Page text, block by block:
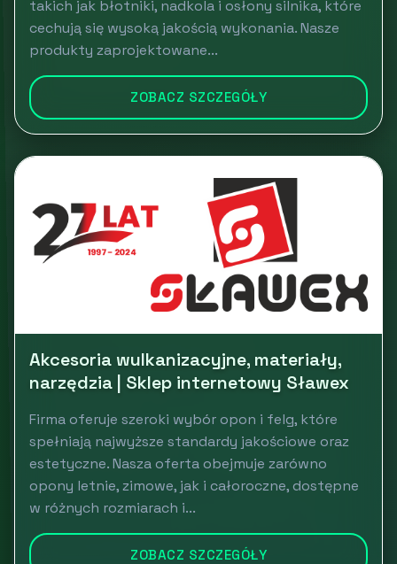
takich jak błotniki, nadkola i osłony silnika, które
cechują się wysoką jakością wykonania. Nasze
produkty zaprojektowane...
ZOBACZ SZCZEGÓŁY
Akcesoria wulkanizacyjne, materiały,
narzędzia | Sklep internetowy Sławex
Firma oferuje szeroki wybór opon i felg, które
spełniają najwyższe standardy jakościowe oraz
estetyczne. Nasza oferta obejmuje zarówno
opony letnie, zimowe, jak i całoroczne, dostępne
w różnych rozmiarach i...
ZOBACZ SZCZEGÓŁY